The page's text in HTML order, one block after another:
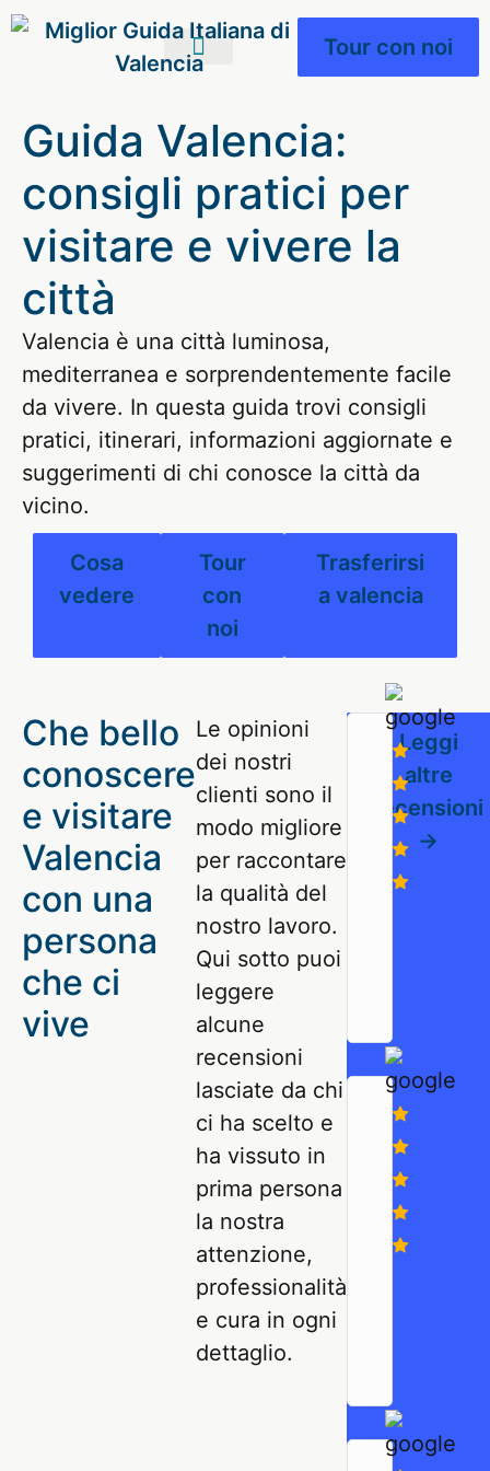
Tour con noi
Guida Valencia:
consigli pratici per
visitare e vivere la
città
Valencia è una città luminosa,
mediterranea e sorprendentemente facile
da vivere. In questa guida trovi consigli
pratici, itinerari, informazioni aggiornate e
suggerimenti di chi conosce la città da
vicino.
Cosa
vedere
Tour
con
noi
Trasferirsi
a valencia
Che bello
conoscere
e visitare
Valencia
con una
persona
che ci
vive
Le opinioni
dei nostri
clienti sono il
modo migliore
per raccontare
la qualità del
nostro lavoro.
Qui sotto puoi
leggere
alcune
recensioni
lasciate da chi
ci ha scelto e
ha vissuto in
prima persona
la nostra
attenzione,
professionalità
e cura in ogni
dettaglio.
t’invita
casa
sua:
Valencia!
questa
guidato
Leggi
altre
recensioni
->